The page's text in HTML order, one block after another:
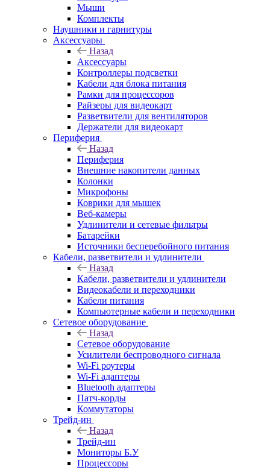
Мыши
Комплекты
Наушники и гарнитуры
Аксессуары
Назад
Аксессуары
Контроллеры подсветки
Кабели для блока питания
Рамки для процессоров
Райзеры для видеокарт
Разветвители для вентиляторов
Держатели для видеокарт
Периферия
Назад
Периферия
Внешние накопители данных
Колонки
Микрофоны
Коврики для мышек
Веб-камеры
Удлинители и сетевые фильтры
Батарейки
Источники бесперебойного питания
Кабели, разветвители и удлинители
Назад
Кабели, разветвители и удлинители
Видеокабели и переходники
Кабели питания
Компьютерные кабели и переходники
Сетевое оборудование
Назад
Сетевое оборудование
Усилители беспроводного сигнала
Wi-Fi роутеры
Wi-Fi адаптеры
Bluetooth адаптеры
Патч-корды
Коммутаторы
Трейд-ин
Назад
Трейд-ин
Мониторы Б.У
Процессоры